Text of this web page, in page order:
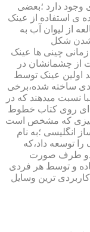
وجود دارد ؛بعضی
ی استفاده از عینک
از لیوان آب به
شدن شکل
چینی ها عینک
از چشمانشان در
اولین عینک توسط
اهل ایتالیا در سال ۱۲۸۴ میلادی ساخته شده،برخی
نسبت میدهند که در
ای روی کتاب خطوط
چیزی که مشخص است
یک عینک ساز انگلیسی ؛به نام
توسعه داد،که
دو طرف صورت
و توسط هر فردی
ترین وسایل